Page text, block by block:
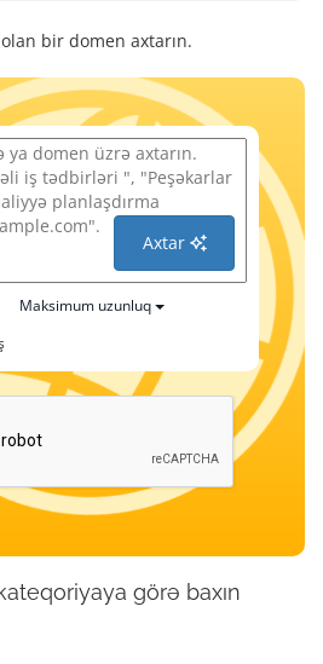
bir domen axtarın.
Axtar
Maksimum uzunluq
görə baxın